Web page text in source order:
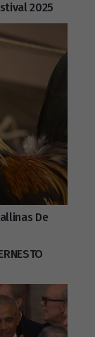
2025
De